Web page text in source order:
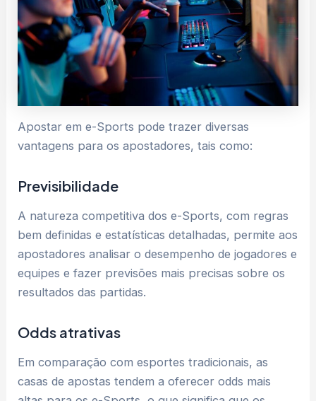
Apostar em e-Sports pode trazer diversas
vantagens para os apostadores, tais como:
Previsibilidade
A natureza competitiva dos e-Sports, com regras
bem definidas e estatísticas detalhadas, permite aos
apostadores analisar o desempenho de jogadores e
equipes e fazer previsões mais precisas sobre os
resultados das partidas.
Odds atrativas
Em comparação com esportes tradicionais, as
casas de apostas tendem a oferecer odds mais